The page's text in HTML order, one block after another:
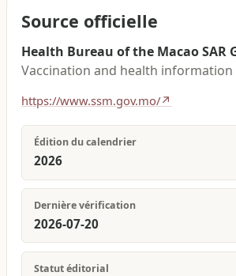
Source officielle
Health Bureau of the Macao SAR
Vaccination and health information
https://www.ssm.gov.mo/↗
Édition du calendrier
2026
Dernière vérification
2026-07-20
Statut éditorial